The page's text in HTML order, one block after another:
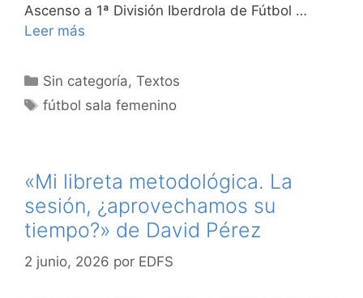
Ascenso a 1ª División Iberdrola de Fútbol …
Leer más
Categorías
Sin categoría,Textos
Etiquetas
fútbol sala femenino
«Mi libreta metodológica. La
sesión, ¿aprovechamos su
tiempo?» de David Pérez
2 junio, 2026 por EDFS